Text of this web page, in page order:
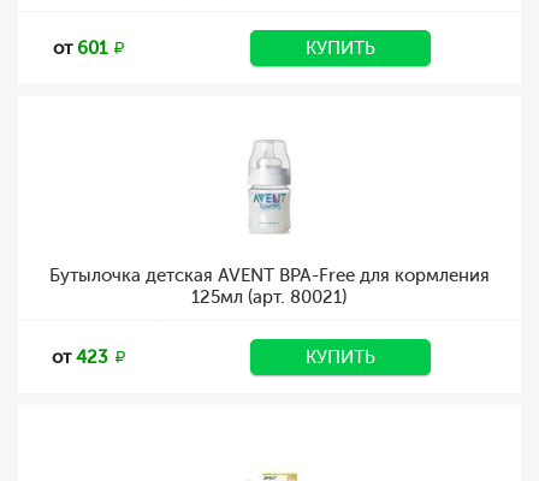
от601 КУПИТЬ
Бутылочка детская AVENT BPA-Free для кормления
125мл (арт. 80021)
от423 КУПИТЬ